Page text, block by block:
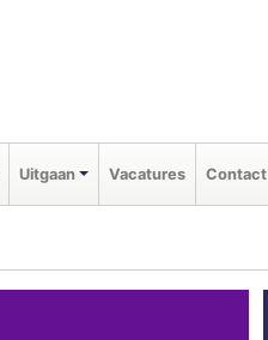
Uitgaan Vacatures Contact